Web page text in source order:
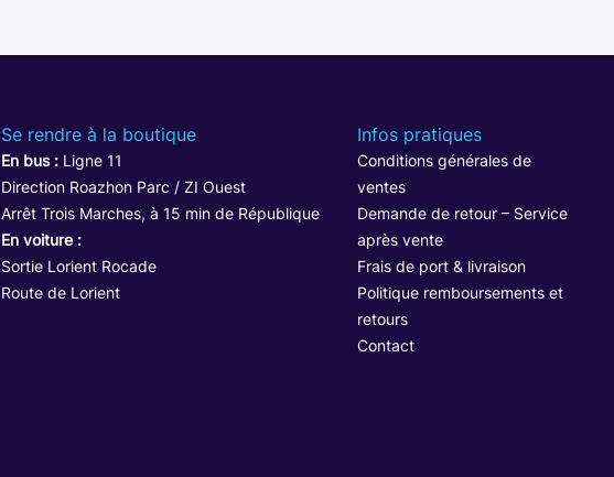
Se rendre à la boutique
En bus :Ligne 11
Direction Roazhon Parc / ZI Ouest
Arrêt Trois Marches, à 15 min de République
En voiture :
Sortie Lorient Rocade
Route de Lorient
Infos pratiques
Conditions générales de
ventes
Demande de retour – Service
après vente
Frais de port & livraison
Politique remboursements et
retours
Contact